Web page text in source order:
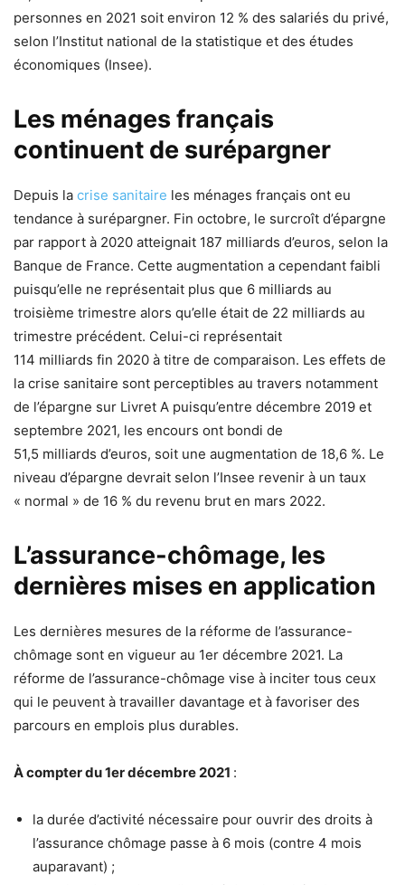
personnes en 2021 soit environ 12 % des salariés du privé,
selon l’Institut national de la statistique et des études
économiques (Insee).
Les ménages français
continuent de surépargner
Depuis la crise sanitaire les ménages français ont eu
tendance à surépargner. Fin octobre, le surcroît d’épargne
par rapport à 2020 atteignait 187 milliards d’euros, selon la
Banque de France. Cette augmentation a cependant faibli
puisqu’elle ne représentait plus que 6 milliards au
troisième trimestre alors qu’elle était de 22 milliards au
trimestre précédent. Celui-ci représentait
114 milliards fin 2020 à titre de comparaison. Les effets de
la crise sanitaire sont perceptibles au travers notamment
de l’épargne sur Livret A puisqu’entre décembre 2019 et
septembre 2021, les encours ont bondi de
51,5 milliards d’euros, soit une augmentation de 18,6 %. Le
niveau d’épargne devrait selon l’Insee revenir à un taux
« normal » de 16 % du revenu brut en mars 2022.
L’assurance-chômage, les
dernières mises en application
Les dernières mesures de la réforme de l’assurance-
chômage sont en vigueur au 1er décembre 2021. La
réforme de l’assurance-chômage vise à inciter tous ceux
qui le peuvent à travailler davantage et à favoriser des
parcours en emplois plus durables.
À compter du 1er décembre 2021 :
la durée d’activité nécessaire pour ouvrir des droits à
l’assurance chômage passe à 6 mois (contre 4 mois
auparavant) ;